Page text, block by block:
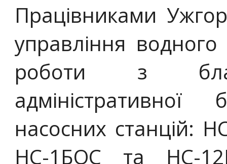
Працівниками
управління
роботи з
насосних станцій:
НС-1БОС та НС-